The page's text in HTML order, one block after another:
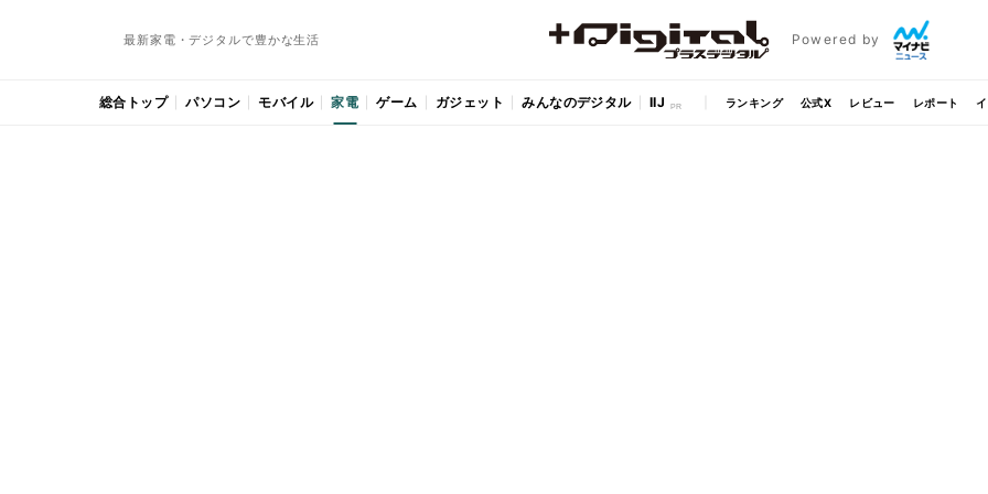
最新家電・デジタルで豊かな生活 Powered by
総合トップ パソコン モバイル 家電 ゲーム ガジェット みんなのデジタル IIJ ランキング 公式X レビュー レポート